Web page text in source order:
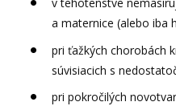
v tehotenstve
a maternice (alebo iba
pri ťažkých chorobách
súvisiacich s
pri pokročilých